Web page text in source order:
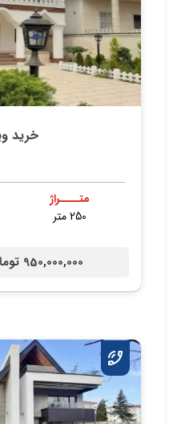
خرید
متــــراژ
250 متر
950,000,000 تومان /